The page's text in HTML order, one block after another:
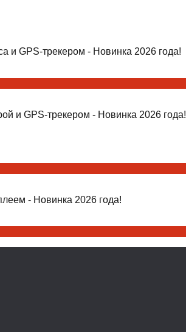
и GPS-трекером - Новинка 2026 года!
и GPS-трекером - Новинка 2026 года!
- Новинка 2026 года!